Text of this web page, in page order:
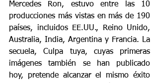
Mercedes Ron, estuvo entre las 10
producciones más vistas en más de 190
países, incluidos EE.UU., Reino Unido,
Australia, India, Argentina y Francia. La
secuela, Culpa tuya, cuyas primeras
imágenes también se han publicado
hoy, pretende alcanzar el mismo éxito